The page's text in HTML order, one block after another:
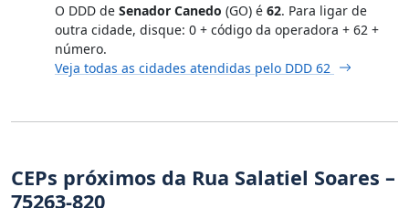
O DDD de Senador Canedo (GO) é 62. Para ligar de
outra cidade, disque: 0 + código da operadora + 62 +
número.
Veja todas as cidades atendidas pelo DDD 62
CEPs próximos da Rua Salatiel Soares –
75263-820